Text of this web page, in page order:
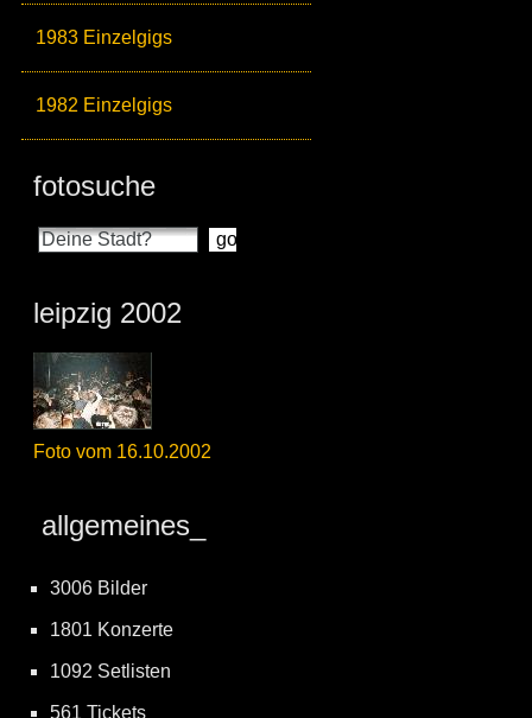
1983 Einzelgigs
1982 Einzelgigs
fotosuche
leipzig 2002
Foto vom 16.10.2002
allgemeines_
3006 Bilder
1801 Konzerte
1092 Setlisten
561 Tickets